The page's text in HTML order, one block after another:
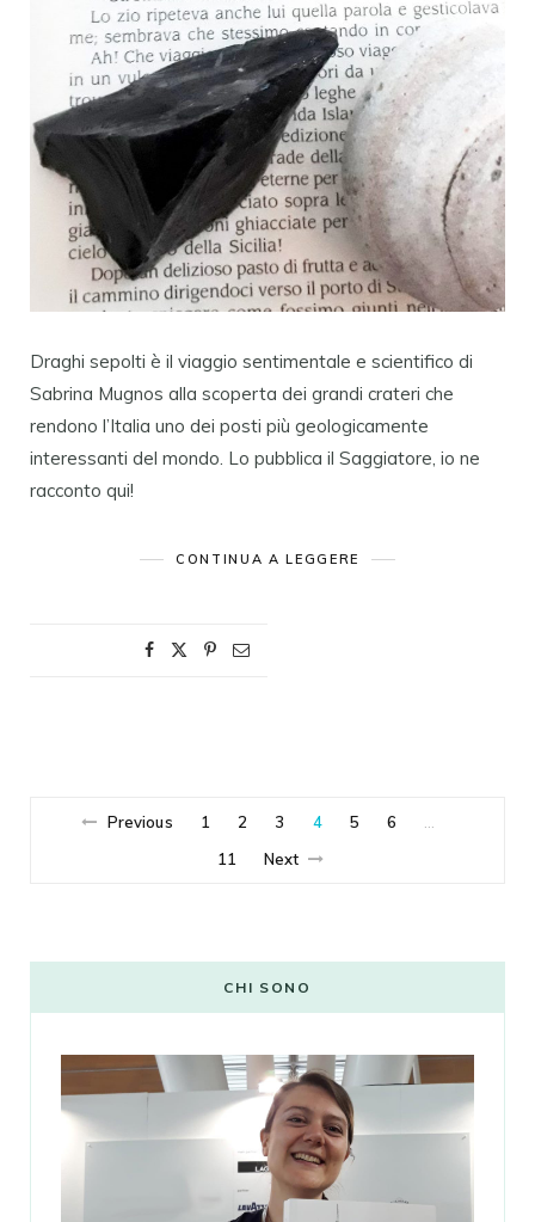
Draghi sepolti è il viaggio sentimentale e scientifico di
Sabrina Mugnos alla scoperta dei grandi crateri che
rendono l’Italia uno dei posti più geologicamente
interessanti del mondo. Lo pubblica il Saggiatore, io ne
racconto qui!
CONTINUA A LEGGERE
Previous 1 2 3 4 5 6 …
11 Next
CHI SONO